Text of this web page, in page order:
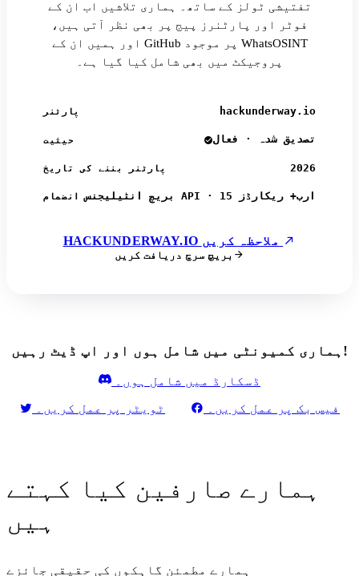
تفتیشی ٹولز کے ساتھ۔ ہماری تلاشیں اب ان کے
فوٹر اور پارٹنرز پیج پر بھی نظر آتی ہیں،
اور ہمیں ان کے GitHub پر موجود WhatsOSINT
پروجیکٹ میں بھی شامل کیا گیا ہے۔
پارٹنر hackunderway.io
حیثیت تصدیق شدہ · فعال
پارٹنر بننے کی تاریخ 2026
انضمام بریچ انٹیلیجنس API · 15 ارب+ ریکارڈز
بریچ سرچ دریافت کریں
ہماری کمیونٹی میں شامل ہوں اور اپ ڈیٹ رہیں!
ڈسکارڈ میں شامل ہوں۔
ٹویٹر پر عمل کریں۔
فیس بک پر عمل کریں۔
ہمارے صارفین کیا کہتے
ہیں
ہمارے مطمئن گاہکوں کی حقیقی جائزے